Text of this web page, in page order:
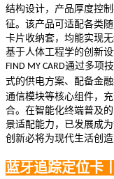
结构设计，产品厚度控
征。该产品可适配各类
卡片收纳套，均能实现
基于人体工程学的创新
FIND MY CARD通过多项
式的供电方案、配备金
通信模块等核心组件，
合。在智能化终端普及
景适配能力，已发展成
创新必将为现代生活创
蓝牙追踪定位卡